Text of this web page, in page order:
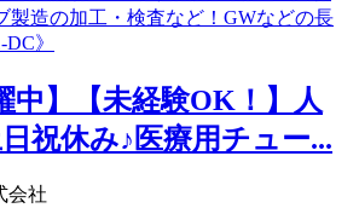
中】【未経験OK！】人
祝休み♪医療用チュー...
会社